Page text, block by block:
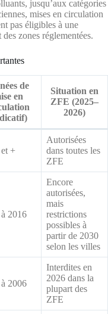
jusqu’aux catégories
mises en circulation
pas éligibles à une
zones réglementées.
de
en
Situation en
ZFE (2025–
2026)
+
Autorisées
dans toutes les
ZFE
2016
Encore
autorisées,
mais
restrictions
possibles à
partir de 2030
selon les villes
2006
Interdites en
2026 dans la
plupart des
ZFE